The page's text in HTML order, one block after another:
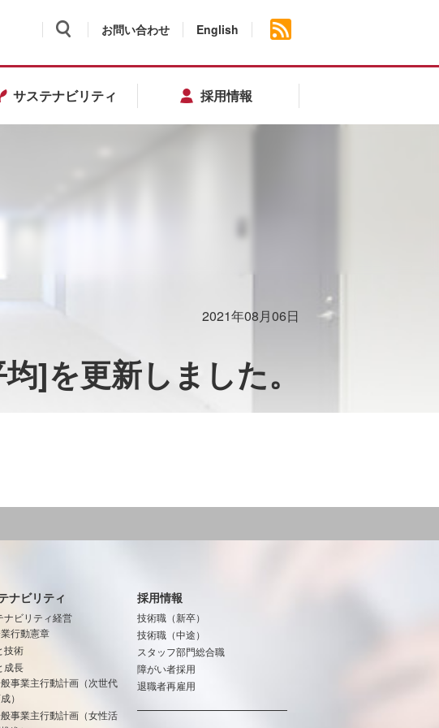
お問い合わせ English
サステナビリティ 採用情報
2021年08月06日
]を更新しました。
ナビリティ
ナビリティ経営
行動憲章
技術
成長
事業主行動計画（次世代
）
事業主行動計画（女性活
採用情報
技術職（新卒）
技術職（中途）
スタッフ部門総合職
障がい者採用
退職者再雇用